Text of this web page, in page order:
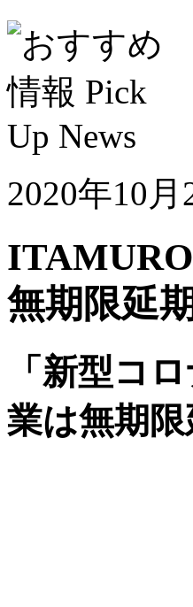
2020年10月
無期限延
「新型コ
業は無期